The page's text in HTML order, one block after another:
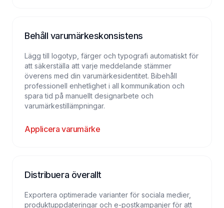
Behåll varumärkeskonsistens
Lägg till logotyp, färger och typografi automatiskt för
att säkerställa att varje meddelande stämmer
överens med din varumärkesidentitet. Bibehåll
professionell enhetlighet i all kommunikation och
spara tid på manuellt designarbete och
varumärkestillämpningar.
Applicera varumärke
Distribuera överallt
Exportera optimerade varianter för sociala medier,
produktuppdateringar och e-postkampanjer för att